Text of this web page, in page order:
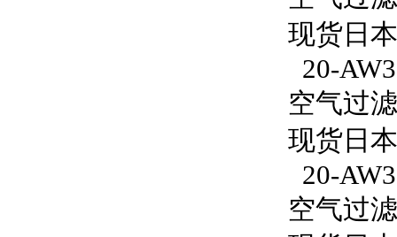
现货日
20-
空气过
现货日
20-
空气过